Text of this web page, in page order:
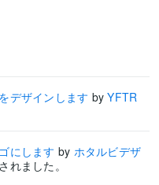
デザインします byYFTR
にします by ホタルビデザ
れました。